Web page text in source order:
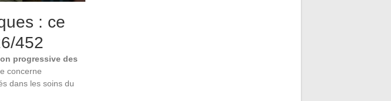
: ce
452
progressive des
concerne
dans les soins du